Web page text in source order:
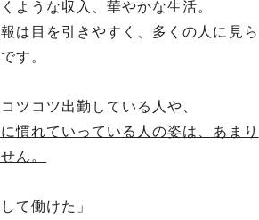
ような収入、華やかな生活。
は目を引きやすく、多くの人に見ら
す。
ツコツ出勤している人や、
慣れていっている人の姿は、あまり
ん。
て働けた」